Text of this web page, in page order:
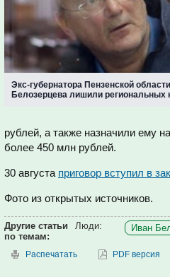
Экс-губернатора Пензенской области
Белозерцева лишили региональных
рублей, а также назначили ему
более 450 млн рублей.
30 августа приговор вступил в
Фото из открытых источников.
Другие статьи
по темам:
Люди: Иван
Распечатать PDF версия